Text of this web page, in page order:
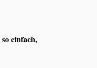
einfach,